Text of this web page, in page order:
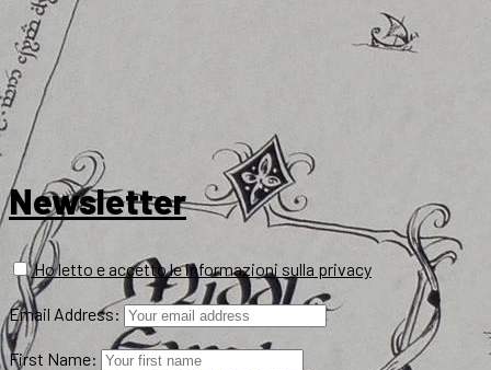
Newsletter
Ho letto e accetto le informazioni sulla privacy
Email Address:
First Name: